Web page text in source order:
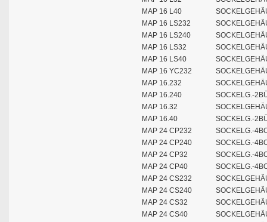
MAP 16 L40
MAP 16 LS232
MAP 16 LS240
MAP 16 LS32
MAP 16 LS40
MAP 16 YC232
MAP 16.232
MAP 16.240
SOCKELG.-
MAP 16.32
MAP 16.40
SOCKELG.-
MAP 24 CP232
SOCKELG.-
MAP 24 CP240
SOCKELG.-
MAP 24 CP32
SOCKELG.-
MAP 24 CP40
SOCKELG.-
MAP 24 CS232
MAP 24 CS240
MAP 24 CS32
MAP 24 CS40